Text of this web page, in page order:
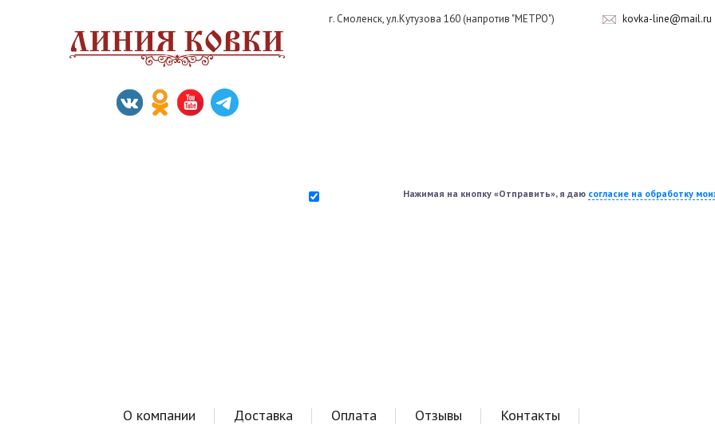
г. Смоленск, ул.Кутузова 160 (напротив "МЕТРО") kovka-line@mail.ru
Нажимая на кнопку «Отправить», я даю согласие на обработку
О компании Доставка Оплата Отзывы
Контакты